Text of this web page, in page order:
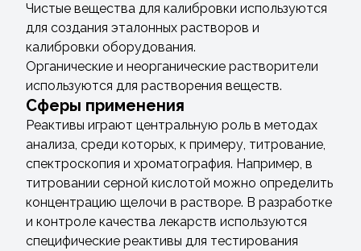
Чистые вещества для калибровки используются
для создания эталонных растворов и
калибровки оборудования.
Органические и неорганические растворители
используются для растворения веществ.
Сферы применения
Реактивы играют центральную роль в методах
анализа, среди которых, к примеру, титрование,
спектроскопия и хроматография. Например, в
титровании серной кислотой можно определить
концентрацию щелочи в растворе. В разработке
и контроле качества лекарств используются
специфические реактивы для тестирования